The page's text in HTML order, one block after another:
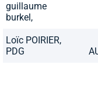
guillaume
burkel,
Loïc POIRIER,
PDG